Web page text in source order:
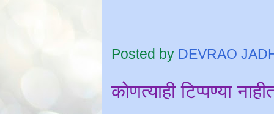
Posted by DEVRAO
कोणत्याही टिप्पण्‍या